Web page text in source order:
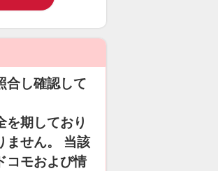
合し確認して
を期しており
ません。 当該
コモおよび情